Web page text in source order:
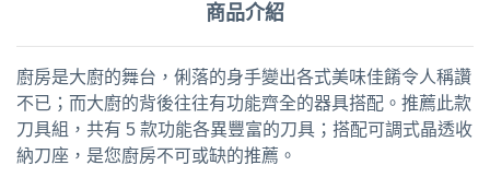
商品介紹
廚房是大廚的舞台，俐落的身手變出各式美味佳餚令人稱讚
不已；而大廚的背後往往有功能齊全的器具搭配。推薦此款
刀具組，共有 5 款功能各異豐富的刀具；搭配可調式晶透收
納刀座，是您廚房不可或缺的推薦。